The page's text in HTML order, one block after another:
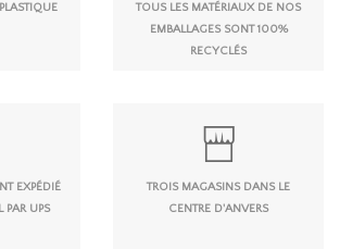
TOUS LES MATÉRIAUX DE NOS
EMBALLAGES SONT 100%
RECYCLÉS
EXPÉDIÉ
PAR UPS
TROIS MAGASINS DANS LE
CENTRE D'ANVERS